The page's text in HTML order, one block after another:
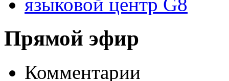
Прямой эфир
Комментарии